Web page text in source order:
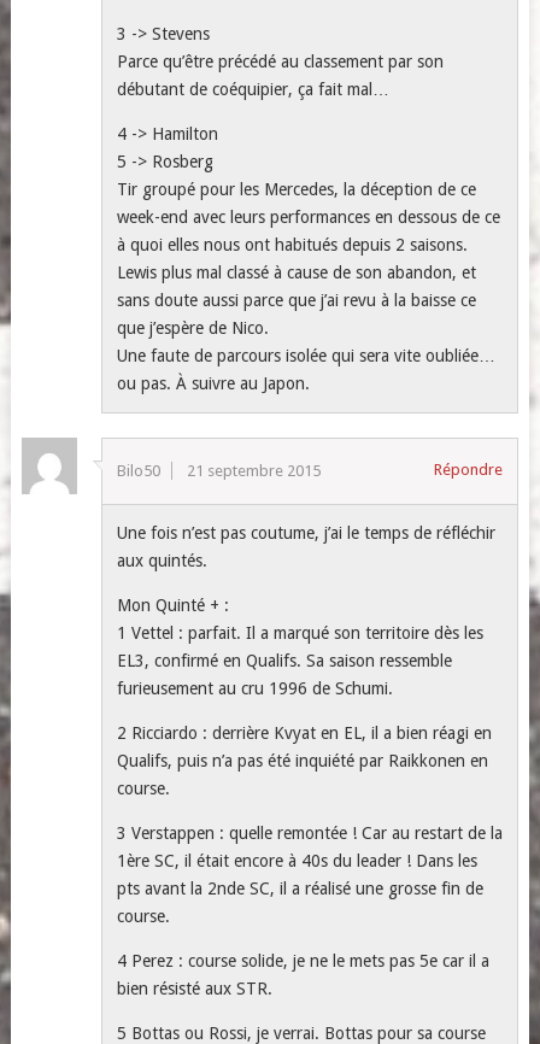
3 -> Stevens
Parce qu’être précédé au classement par son
débutant de coéquipier, ça fait mal…
4 -> Hamilton
5 -> Rosberg
Tir groupé pour les Mercedes, la déception de ce
week-end avec leurs performances en dessous de ce
à quoi elles nous ont habitués depuis 2 saisons.
Lewis plus mal classé à cause de son abandon, et
sans doute aussi parce que j’ai revu à la baisse ce
que j’espère de Nico.
Une faute de parcours isolée qui sera vite oubliée…
ou pas. À suivre au Japon.
Bilo50 21 septembre 2015 Répondre
Une fois n’est pas coutume, j’ai le temps de réfléchir
aux quintés.
Mon Quinté + :
1 Vettel : parfait. Il a marqué son territoire dès les
EL3, confirmé en Qualifs. Sa saison ressemble
furieusement au cru 1996 de Schumi.
2 Ricciardo : derrière Kvyat en EL, il a bien réagi en
Qualifs, puis n’a pas été inquiété par Raikkonen en
course.
3 Verstappen : quelle remontée ! Car au restart de la
1ère SC, il était encore à 40s du leader ! Dans les
pts avant la 2nde SC, il a réalisé une grosse fin de
course.
4 Perez : course solide, je ne le mets pas 5e car il a
bien résisté aux STR.
5 Bottas ou Rossi, je verrai. Bottas pour sa course